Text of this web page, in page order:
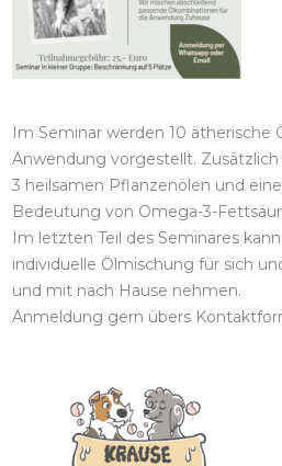
Im Seminar werden 10 ätherische
Anwendung vorgestellt.
3 heilsamen Pflanzenölen und
Bedeutung von Omega-3-
Im letzten Teil des Seminares
individuelle Ölmischung für sich
und mit nach Hause nehmen.
Anmeldung gern übers